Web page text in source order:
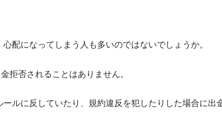
配になってしまう人も多いのではないでしょうか。
拒否されることはありません。
ルに反していたり、規約違反を犯したりした場合に出